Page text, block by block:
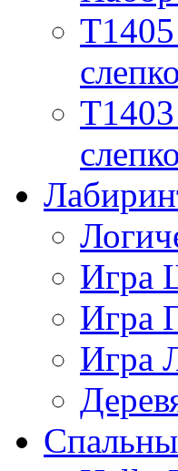
Игра
Игра
Игра